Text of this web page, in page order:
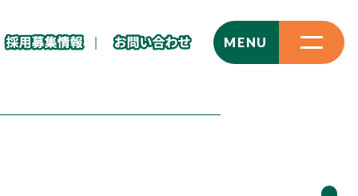
MENU
CLOSE